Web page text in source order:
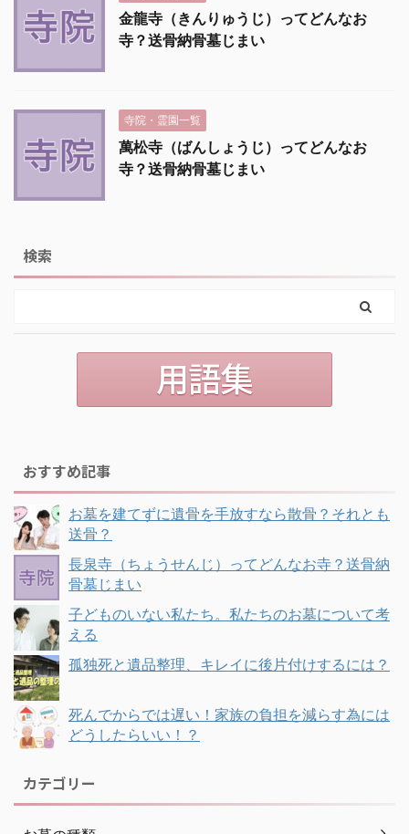
金龍寺（きんりゅうじ）ってどんなお
寺？送骨納骨墓じまい
寺院・霊園一覧
萬松寺（ばんしょうじ）ってどんなお
寺？送骨納骨墓じまい
検索
おすすめ記事
お墓を建てずに遺骨を手放すなら散骨？それとも
送骨？
長泉寺（ちょうせんじ）ってどんなお寺？送骨納
骨墓じまい
子どものいない私たち。私たちのお墓について考
える
孤独死と遺品整理、キレイに後片付けするには？
死んでからでは遅い！家族の負担を減らす為には
どうしたらいい！？
カテゴリー